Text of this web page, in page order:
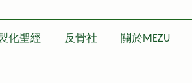
化聖經 反骨社 關於MEZU